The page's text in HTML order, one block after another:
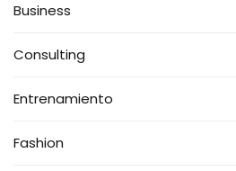
Business
Consulting
Entrenamiento
Fashion